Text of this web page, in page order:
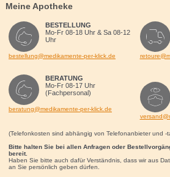
Meine Apotheke
BESTELLUNG
Mo-Fr 08-18 Uhr & Sa 08-12
Uhr
bestellung@medikamente-per-klick.de
BERATUNG
Mo-Fr 08-17 Uhr
(Fachpersonal)
beratung@medikamente-per-klick.de
(Telefonkosten sind abhängig von Telefonanbieter und -
Bitte halten Sie bei allen Anfragen oder
bereit.
Haben Sie bitte auch dafür Verständnis, dass wir aus
an Sie persönlich geben dürfen.